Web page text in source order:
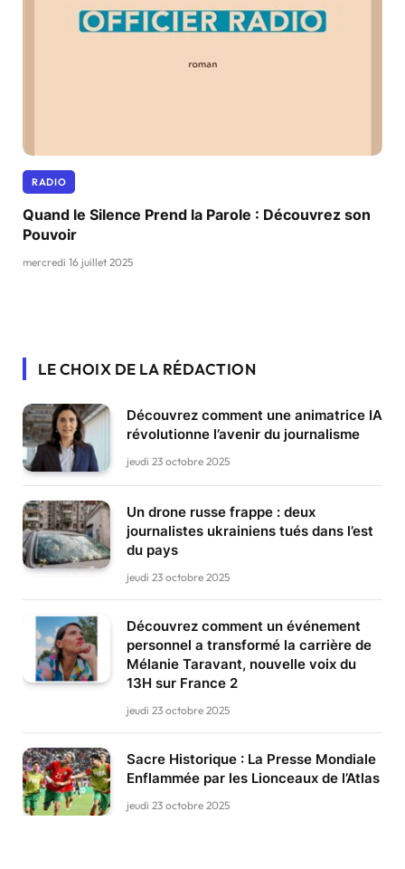
RADIO
Quand le Silence Prend la Parole : Découvrez son
Pouvoir
mercredi 16 juillet 2025
LE CHOIX DE LA RÉDACTION
Découvrez comment une animatrice IA
révolutionne l’avenir du journalisme
jeudi 23 octobre 2025
Un drone russe frappe : deux
journalistes ukrainiens tués dans l’est
du pays
jeudi 23 octobre 2025
Découvrez comment un événement
personnel a transformé la carrière de
Mélanie Taravant, nouvelle voix du
13H sur France 2
jeudi 23 octobre 2025
Sacre Historique : La Presse Mondiale
Enflammée par les Lionceaux de l’Atlas
jeudi 23 octobre 2025